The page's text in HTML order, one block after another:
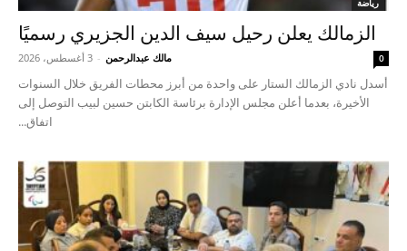
رياضة
الزمالك يعلن رحيل سيف الدين الجزيري رسميًا
مالك عبدالرحمن - 3 أغسطس، 2026 0
أسدل نادي الزمالك الستار على واحدة من أبرز محطات الفريق خلال السنوات
الأخيرة، بعدما أعلن مجلس الإدارة برئاسة الكابتن حسين لبيب التوصل إلى
اتفاق...